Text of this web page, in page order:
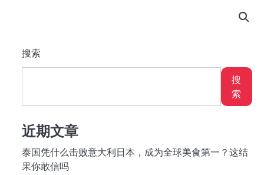
搜索
搜
索
近期文章
泰国凭什么击败意大利日本，成为全球美食第一？这结
果你敢信吗